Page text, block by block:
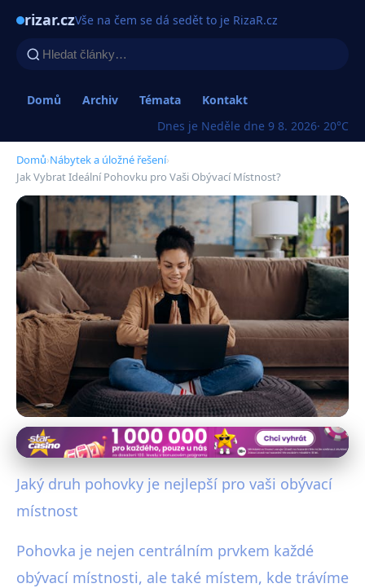
rizar.czVše na čem se dá sedět to je RizaR.cz
Domů Archiv Témata
Kontakt
Dnes je Neděle dne 9 8. 2026· 20°C
Domů›Nábytek a úložné řešení›
Jak Vybrat Ideální Pohovku pro Vaši Obývací Místnost?
Nábytek a úložné řešení
Jak Vybrat Ideální Pohovku pro
Vaši Obývací Místnost?
22. 8. 2025 · 4 min čtení · Autor: Michaela Urbanová
Jaký druh pohovky je nejlepší pro vaši obývací
místnost
Pohovka je nejen centrálním prvkem každé
obývací místnosti, ale také místem, kde trávíme